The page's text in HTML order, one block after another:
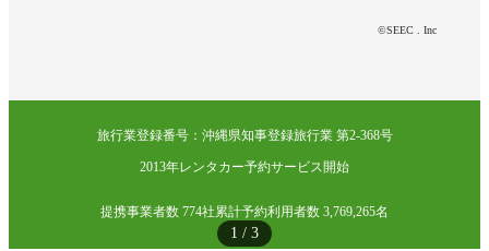
1 / 3
©SEEC . Inc
旅行業登録番号：沖縄県知事登録旅行業 第2-368号
2013年レンタカー予約サービス開始
提携事業者数 774社累計予約利用者数 3,769,265名